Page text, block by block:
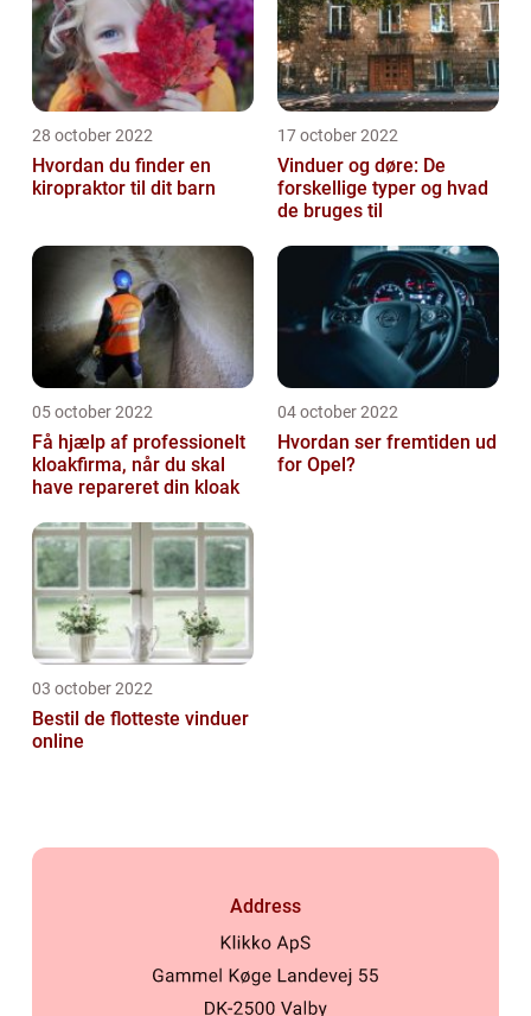
28 october 2022
Hvordan du finder en
kiropraktor til dit barn
17 october 2022
Vinduer og døre: De
forskellige typer og hvad
de bruges til
05 october 2022
Få hjælp af professionelt
kloakfirma, når du skal
have repareret din kloak
04 october 2022
Hvordan ser fremtiden ud
for Opel?
03 october 2022
Bestil de flotteste vinduer
online
Address